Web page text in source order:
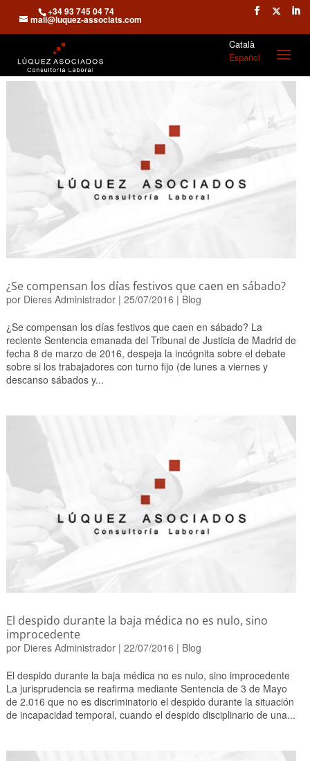
+34 93 745 04 74
mail@luquez-associats.com
Català
Español
¿Se compensan los días festivos que caen en sábado?
por Dieres Administrador| 25/07/2016 | Blog
¿Se compensan los días festivos que caen en sábado? La
reciente Sentencia emanada del Tribunal de Justicia de Madrid de
fecha 8 de marzo de 2016, despeja la incógnita sobre el debate
sobre si los trabajadores con turno fijo (de lunes a viernes y
descanso sábados y...
El despido durante la baja médica no es nulo, sino
improcedente
por Dieres Administrador| 22/07/2016 | Blog
El despido durante la baja médica no es nulo, sino improcedente
La jurisprudencia se reafirma mediante Sentencia de 3 de Mayo
de 2.016 que no es discriminatorio el despido durante la situación
de incapacidad temporal, cuando el despido disciplinario de una...